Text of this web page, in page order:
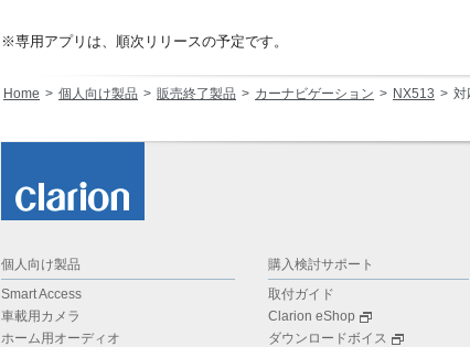
※専用アプリは、順次リリースの予定です。
Home 個人向け製品 販売終了製品 カーナビゲーション NX513 対
個人向け製品
Smart Access
車載用カメラ
ホーム用オーディオ
購入検討サポート
取付ガイド
Clarion eShop
ダウンロードボイス